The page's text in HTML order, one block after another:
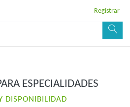
Registrar
ESPECIALIDADES
DISPONIBILIDAD